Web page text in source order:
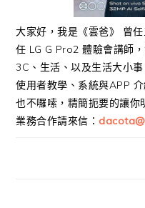
大家好，我是《雲爸》 曾
任 LG G Pro2 體驗會講師
3C、生活、以及生活大小
使用者教學、系統與APP
也不囉嗦，精簡扼要的讓你
業務合作請來信：